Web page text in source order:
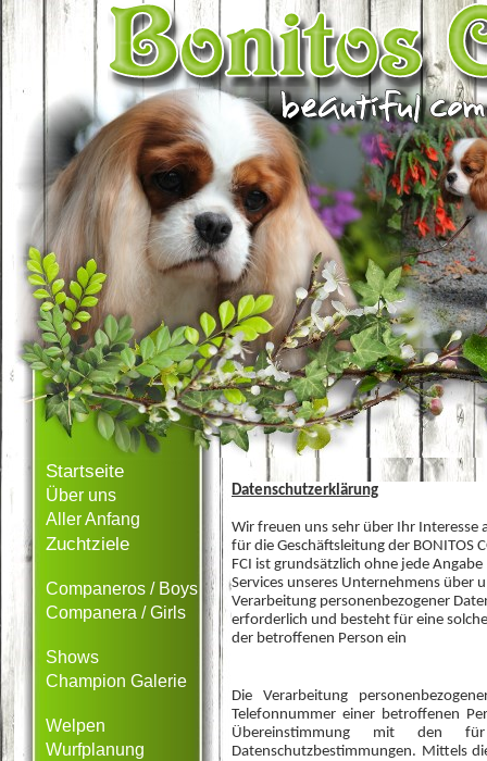
Startseite
Über uns
Aller Anfang
Zuchtziele
Companeros / Boys
Companera / Girls
Shows
Champion Galerie
Welpen
Wurfplanung
Datenschutzerklärung
Wir freuen uns sehr über Ihr
für die Geschäftsleitung der BONITOS
FCI ist grundsätzlich ohne jede
Services unseres Unternehmens über
Verarbeitung personenbezogener
erforderlich und besteht für eine
der betroffenen Person ein
Die Verarbeitung
Telefonnummer einer betroffenen
Übereinstimmung mit den für
Datenschutzbestimmungen. Mittels